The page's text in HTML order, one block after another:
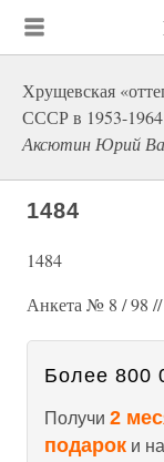
Хрущевская
СССР в 1953-1964
Аксютин Юрий
1484
1484
Анкета № 8 / 98 //
Более 800
Получи 2
подарок и